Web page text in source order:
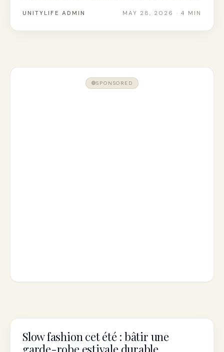
UNITYLIFE ADMIN MAY 28, 2026 · 4 MIN
SPONSORED
INTENTIONAL LIVING
Slow fashion cet été : bâtir une
garde-robe estivale durable